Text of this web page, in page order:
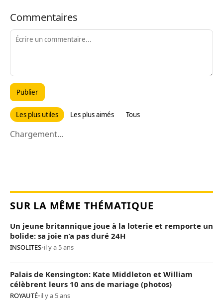
Commentaires
Publier
Les plus utiles Les plus aimés Tous
Chargement...
SUR LA MÊME THÉMATIQUE
Un jeune britannique joue à la loterie et remporte un
bolide: sa joie n’a pas duré 24H
INSOLITES•il y a 5 ans
Palais de Kensington: Kate Middleton et William
célèbrent leurs 10 ans de mariage (photos)
ROYAUTÉ•il y a 5 ans